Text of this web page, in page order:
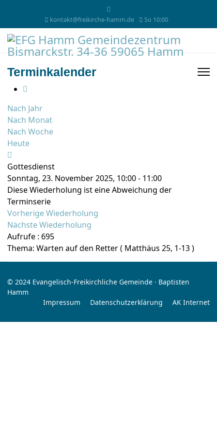
kontakt@freikirche-hamm.de So 10:00
Terminkalender
Nach Jahr
Nach Monat
Nach Woche
Heute
Gottesdienst
Sonntag, 23. November 2025, 10:00 - 11:00
Diese Wiederholung ist eine Abweichung der
Terminserie
Vorherige Wiederholung
Nächste Wiederholung
Aufrufe : 695
Thema: Warten auf den Retter ( Matthäus 25, 1-13 )
© 2024 Evangelisch-Freikirchliche Gemeinde · Baptisten
Hamm
Impressum
Datenschutzerklärung AK Internet